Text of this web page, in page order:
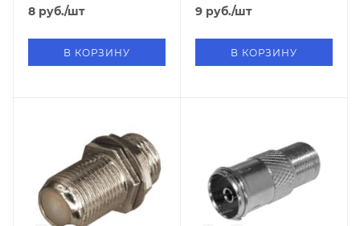
8 руб./шт
В КОРЗИНУ
9 руб./шт
В КОРЗИНУ